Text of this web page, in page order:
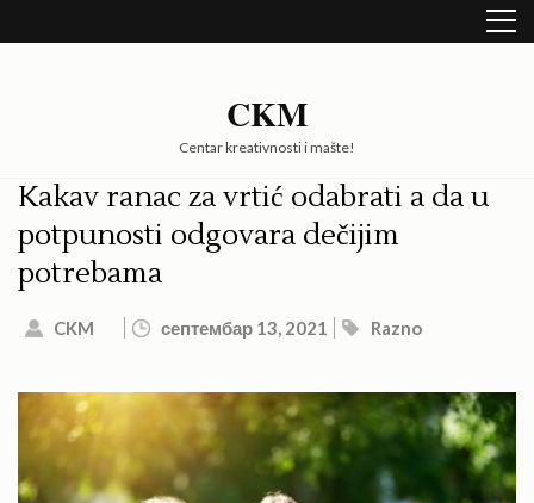
to
CKM
Centar kreativnosti i mašte!
Kakav ranac za vrtić odabrati a da u
potpunosti odgovara dečijim
potrebama
CKM септембар 13, 2021 Razno